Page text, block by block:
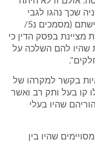
שכך נהגו לגבי
ארבעה מחלקים מסוימים עם פרישתם (מסמכים נ5/
מציינת בפסק הדין כי
שהיו להם השלכה על
בקשר למקרהו של
קו בעל ותק רב ואשר
שהיו בעלי
שהיו בין